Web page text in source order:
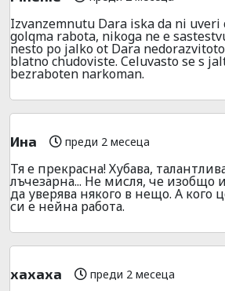
Izvanzemnutu Dara iska da ni uveri
golqma rabota, nikoga ne e
nesto po jalko ot Dara nedorazvitoto
blatno chudoviste. Celuvasto se s
bezraboten narkoman.
Ина преди 2 месеца
Тя е прекрасна! Хубава,
лъчезарна... Не мисля, че изобщо
да уверява някого в нещо. А кого
си е нейна работа.
хахаха преди 2 месеца